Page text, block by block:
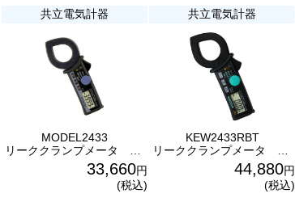
共立電気計器
MODEL2433
33,660円
(税込)
共立電気計器
KEW2433RBT
44,880円
(税込)